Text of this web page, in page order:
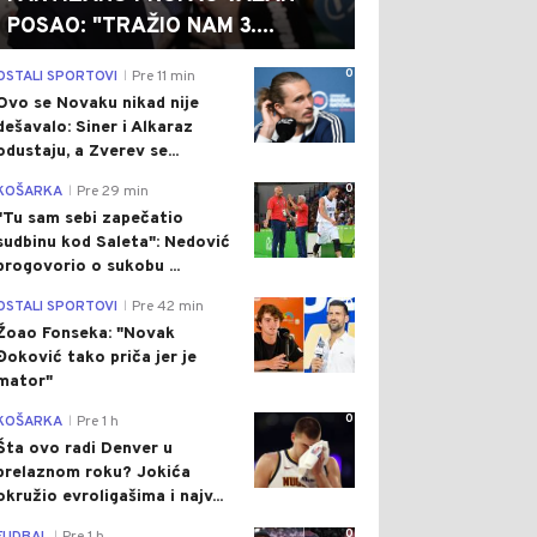
POSAO: "TRAŽIO NAM 3....
0
SPORTOVI Pre 11 min
se Novaku nikad nije
Siner i Alkaraz
a Zverev se...
0
Pre 29 min
sam sebi zapečatio
kod Saleta": Nedović
o sukobu ...
0
SPORTOVI Pre 42 min
Fonseka: "Novak
tako priča jer je
0
Pre 1 h
ovo radi Denver u
roku? Jokića
evroligašima i najv...
0